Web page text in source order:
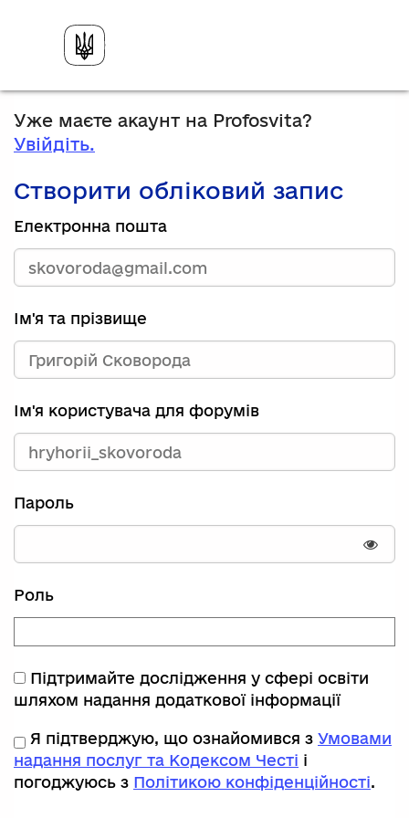
Уже маєте акаунт на Profosvita?
Увійдіть.
Створити обліковий запис
Електронна пошта
Ім'я та прізвище
Ім'я користувача для форумів
Пароль
Роль
Підтримайте дослідження у сфері освіти
шляхом надання додаткової інформації
Я підтверджую, що ознайомився з Умовами
надання послуг та Кодексом Честі і
погоджуюсь з Політикою конфіденційності.